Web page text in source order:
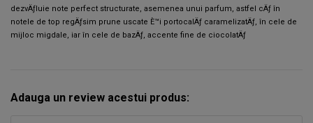
dezvÄƒluie note perfect structurate, asemenea unui parfum, astfel cÄƒ în
notele de top regÄƒsim prune uscate È™i portocalÄƒ caramelizatÄƒ, în cele de
mijloc migdale, iar în cele de bazÄƒ, accente fine de ciocolatÄƒ
Adauga un review acestui produs: